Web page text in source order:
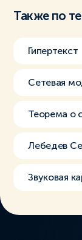
Также по
Гипертекст
Сетевая
Теорема о
Лебедев
Звуковая